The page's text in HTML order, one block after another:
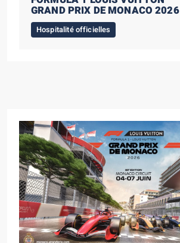
GRAND PRIX DE MONACO 2026
Hospitalité officielles